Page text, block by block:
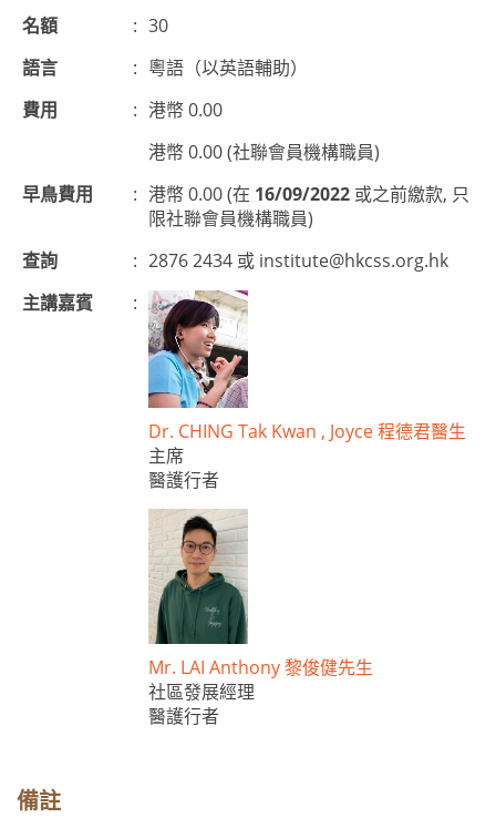
名額
: 30
語言
: 粵語（以英語輔助）
費用
: 港幣 0.00
港幣 0.00 (社聯會員機構職員)
早鳥費用
: 港幣 0.00 (在 16/09/2022 或之前繳款, 只
限社聯會員機構職員)
查詢
: 2876 2434 或 institute@hkcss.org.hk
主講嘉賓
:
Dr. CHING Tak Kwan , Joyce 程德君醫生
主席
醫護行者
Mr. LAI Anthony 黎俊健先生
社區發展經理
醫護行者
備註